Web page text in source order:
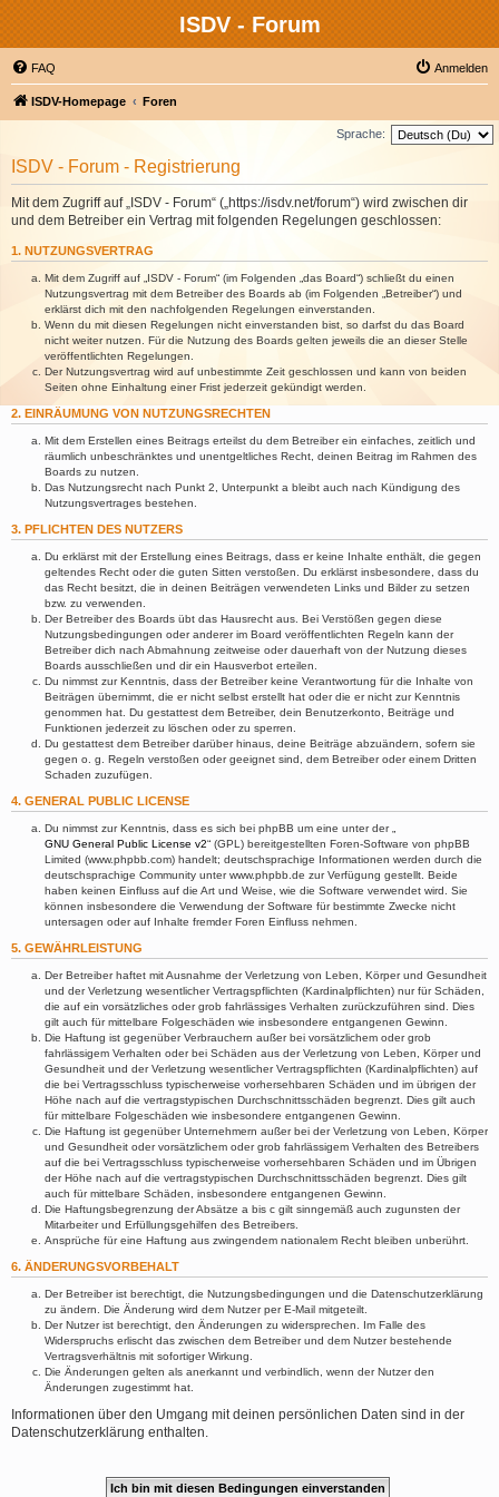
ISDV - Forum
FAQ Anmelden
ISDV-Homepage Foren
Sprache:
ISDV - Forum - Registrierung
Mit dem Zugriff auf „ISDV - Forum“ („https://isdv.net/forum“) wird zwischen dir
und dem Betreiber ein Vertrag mit folgenden Regelungen geschlossen:
1. NUTZUNGSVERTRAG
Mit dem Zugriff auf „ISDV - Forum“ (im Folgenden „das Board“) schließt du einen
Nutzungsvertrag mit dem Betreiber des Boards ab (im Folgenden „Betreiber“) und
erklärst dich mit den nachfolgenden Regelungen einverstanden.
Wenn du mit diesen Regelungen nicht einverstanden bist, so darfst du das Board
nicht weiter nutzen. Für die Nutzung des Boards gelten jeweils die an dieser Stelle
veröffentlichten Regelungen.
Der Nutzungsvertrag wird auf unbestimmte Zeit geschlossen und kann von beiden
Seiten ohne Einhaltung einer Frist jederzeit gekündigt werden.
2. EINRÄUMUNG VON NUTZUNGSRECHTEN
Mit dem Erstellen eines Beitrags erteilst du dem Betreiber ein einfaches, zeitlich und
räumlich unbeschränktes und unentgeltliches Recht, deinen Beitrag im Rahmen des
Boards zu nutzen.
Das Nutzungsrecht nach Punkt 2, Unterpunkt a bleibt auch nach Kündigung des
Nutzungsvertrages bestehen.
3. PFLICHTEN DES NUTZERS
Du erklärst mit der Erstellung eines Beitrags, dass er keine Inhalte enthält, die gegen
geltendes Recht oder die guten Sitten verstoßen. Du erklärst insbesondere, dass du
das Recht besitzt, die in deinen Beiträgen verwendeten Links und Bilder zu setzen
bzw. zu verwenden.
Der Betreiber des Boards übt das Hausrecht aus. Bei Verstößen gegen diese
Nutzungsbedingungen oder anderer im Board veröffentlichten Regeln kann der
Betreiber dich nach Abmahnung zeitweise oder dauerhaft von der Nutzung dieses
Boards ausschließen und dir ein Hausverbot erteilen.
Du nimmst zur Kenntnis, dass der Betreiber keine Verantwortung für die Inhalte von
Beiträgen übernimmt, die er nicht selbst erstellt hat oder die er nicht zur Kenntnis
genommen hat. Du gestattest dem Betreiber, dein Benutzerkonto, Beiträge und
Funktionen jederzeit zu löschen oder zu sperren.
Du gestattest dem Betreiber darüber hinaus, deine Beiträge abzuändern, sofern sie
gegen o. g. Regeln verstoßen oder geeignet sind, dem Betreiber oder einem Dritten
Schaden zuzufügen.
4. GENERAL PUBLIC LICENSE
Du nimmst zur Kenntnis, dass es sich bei phpBB um eine unter der „
GNU General Public License v2“ (GPL) bereitgestellten Foren-Software von phpBB
Limited (www.phpbb.com) handelt; deutschsprachige Informationen werden durch die
deutschsprachige Community unter www.phpbb.de zur Verfügung gestellt. Beide
haben keinen Einfluss auf die Art und Weise, wie die Software verwendet wird. Sie
können insbesondere die Verwendung der Software für bestimmte Zwecke nicht
untersagen oder auf Inhalte fremder Foren Einfluss nehmen.
5. GEWÄHRLEISTUNG
Der Betreiber haftet mit Ausnahme der Verletzung von Leben, Körper und Gesundheit
und der Verletzung wesentlicher Vertragspflichten (Kardinalpflichten) nur für Schäden,
die auf ein vorsätzliches oder grob fahrlässiges Verhalten zurückzuführen sind. Dies
gilt auch für mittelbare Folgeschäden wie insbesondere entgangenen Gewinn.
Die Haftung ist gegenüber Verbrauchern außer bei vorsätzlichem oder grob
fahrlässigem Verhalten oder bei Schäden aus der Verletzung von Leben, Körper und
Gesundheit und der Verletzung wesentlicher Vertragspflichten (Kardinalpflichten) auf
die bei Vertragsschluss typischerweise vorhersehbaren Schäden und im übrigen der
Höhe nach auf die vertragstypischen Durchschnittsschäden begrenzt. Dies gilt auch
für mittelbare Folgeschäden wie insbesondere entgangenen Gewinn.
Die Haftung ist gegenüber Unternehmern außer bei der Verletzung von Leben, Körper
und Gesundheit oder vorsätzlichem oder grob fahrlässigem Verhalten des Betreibers
auf die bei Vertragsschluss typischerweise vorhersehbaren Schäden und im Übrigen
der Höhe nach auf die vertragstypischen Durchschnittsschäden begrenzt. Dies gilt
auch für mittelbare Schäden, insbesondere entgangenen Gewinn.
Die Haftungsbegrenzung der Absätze a bis c gilt sinngemäß auch zugunsten der
Mitarbeiter und Erfüllungsgehilfen des Betreibers.
Ansprüche für eine Haftung aus zwingendem nationalem Recht bleiben unberührt.
6. ÄNDERUNGSVORBEHALT
Der Betreiber ist berechtigt, die Nutzungsbedingungen und die Datenschutzerklärung
zu ändern. Die Änderung wird dem Nutzer per E-Mail mitgeteilt.
Der Nutzer ist berechtigt, den Änderungen zu widersprechen. Im Falle des
Widerspruchs erlischt das zwischen dem Betreiber und dem Nutzer bestehende
Vertragsverhältnis mit sofortiger Wirkung.
Die Änderungen gelten als anerkannt und verbindlich, wenn der Nutzer den
Änderungen zugestimmt hat.
Informationen über den Umgang mit deinen persönlichen Daten sind in der
Datenschutzerklärung enthalten.